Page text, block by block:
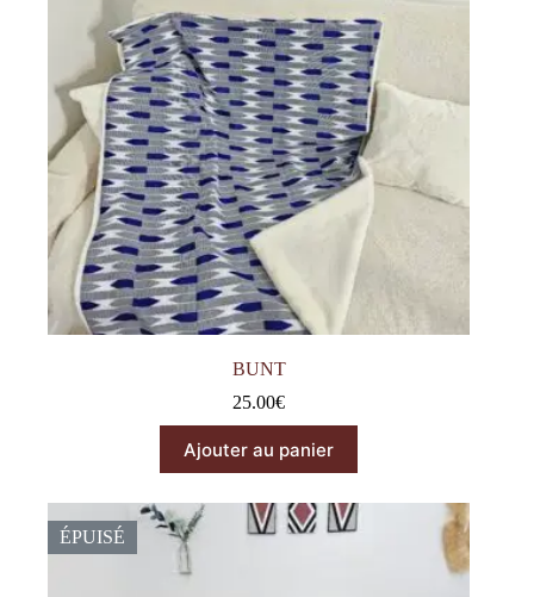
BUNT
25.00€
Ajouter au panier
ÉPUISÉ